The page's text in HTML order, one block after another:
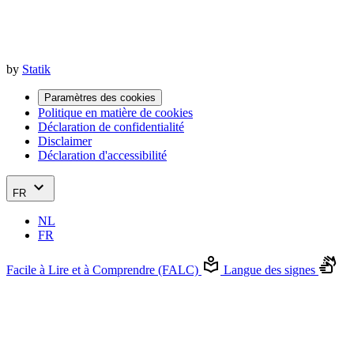
by Statik
Paramètres des cookies
Politique en matière de cookies
Déclaration de confidentialité
Disclaimer
Déclaration d'accessibilité
FR
NL
FR
Facile à Lire et à Comprendre (FALC) Langue des signes